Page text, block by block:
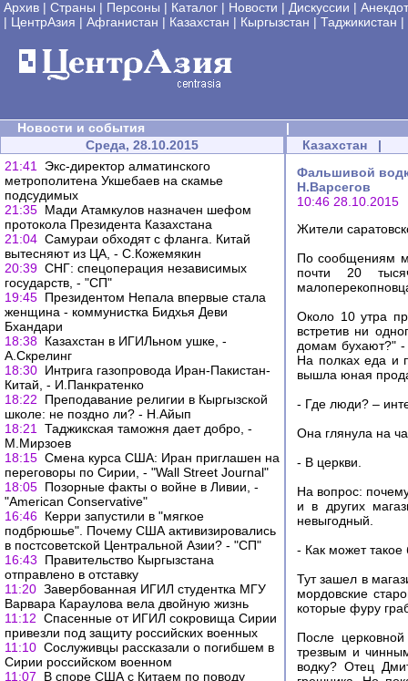
Архив | Страны | Персоны | Каталог | Новости | Дискуссии |
| ЦентрАзия | Афганистан | Казахстан | Кыргызстан | Таджикистан |
Новости и события
|
Среда, 28.10.2015
21:41
Экс-директор алматинского
метрополитена Укшебаев на скамье
подсудимых
21:35 Мади Атамкулов назначен шефом
протокола Президента Казахстана
21:04 Самураи обходят с фланга. Китай
вытесняют из ЦА, - С.Кожемякин
20:39 СНГ: спецоперация независимых
государств, - "СП"
19:45 Президентом Непала впервые стала
женщина - коммунистка Бидхья Деви
Бхандари
18:38 Казахстан в ИГИЛьном ушке, -
А.Скрелинг
18:30 Интрига газопровода Иран-Пакистан-
Китай, - И.Панкратенко
18:22
Преподавание религии в Кыргызской
школе: не поздно ли? - Н.Айып
18:21
Таджикская таможня дает добро, -
М.Мирзоев
18:15 Смена курса США: Иран приглашен на
переговоры по Сирии, - "Wall Street Journal"
18:05 Позорные факты о войне в Ливии, -
"American Conservative"
16:46 Керри запустили в "мягкое
подбрюшье". Почему США активизировались
в постсоветской Центральной Азии? - "СП"
16:43
Правительство Кыргызстана
отправлено в отставку
11:20 Завербованная ИГИЛ студентка МГУ
Варвара Караулова вела двойную жизнь
11:12 Спасенные от ИГИЛ сокровища Сирии
привезли под защиту российских военных
11:10 Сослуживцы рассказали о погибшем в
Сирии российском военном
11:07
В споре США с Китаем по поводу
Казахстан |
Фальшивой
Н.Варсегов
10:46 28.10.2015
Жители
По сообщениям
почти 20
Около 10 утра
встретив ни
домам бухают?" -
На полках еда и
вышла юная
- Где люди? –
Она глянула на
- В церкви.
На вопрос:
и в других
невыгодный.
- Как может
Тут зашел в
мордовские
которые фуру
После
трезвым и
водку? Отец